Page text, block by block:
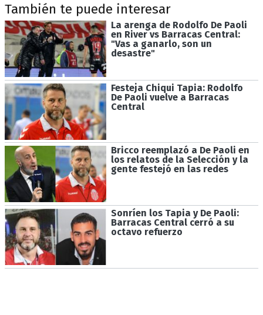
También te puede interesar
La arenga de Rodolfo De Paoli
en River vs Barracas Central:
"Vas a ganarlo, son un
desastre"
Festeja Chiqui Tapia: Rodolfo
De Paoli vuelve a Barracas
Central
Bricco reemplazó a De Paoli en
los relatos de la Selección y la
gente festejó en las redes
Sonríen los Tapia y De Paoli:
Barracas Central cerró a su
octavo refuerzo